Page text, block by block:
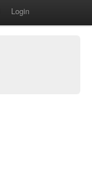
Login